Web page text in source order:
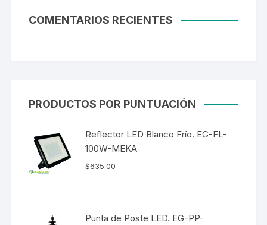
COMENTARIOS RECIENTES
PRODUCTOS POR PUNTUACIÓN
Reflector LED Blanco Frío. EG-FL-
100W-MEKA
$635.00
Punta de Poste LED. EG-PP-